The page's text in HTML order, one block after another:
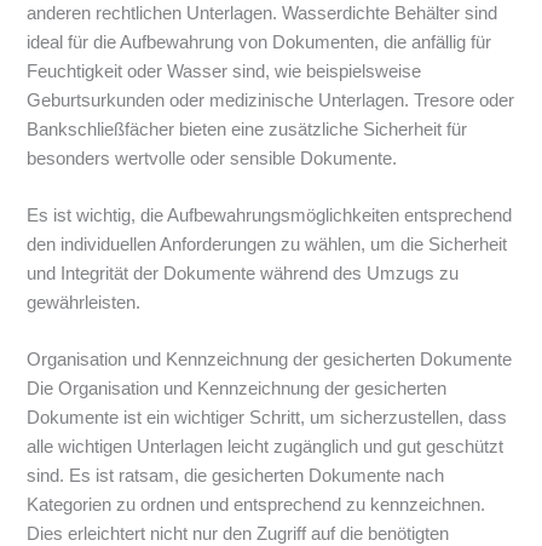
anderen rechtlichen Unterlagen. Wasserdichte Behälter sind
ideal für die Aufbewahrung von Dokumenten, die anfällig für
Feuchtigkeit oder Wasser sind, wie beispielsweise
Geburtsurkunden oder medizinische Unterlagen. Tresore oder
Bankschließfächer bieten eine zusätzliche Sicherheit für
besonders wertvolle oder sensible Dokumente.
Es ist wichtig, die Aufbewahrungsmöglichkeiten entsprechend
den individuellen Anforderungen zu wählen, um die Sicherheit
und Integrität der Dokumente während des Umzugs zu
gewährleisten.
Organisation und Kennzeichnung der gesicherten Dokumente
Die Organisation und Kennzeichnung der gesicherten
Dokumente ist ein wichtiger Schritt, um sicherzustellen, dass
alle wichtigen Unterlagen leicht zugänglich und gut geschützt
sind. Es ist ratsam, die gesicherten Dokumente nach
Kategorien zu ordnen und entsprechend zu kennzeichnen.
Dies erleichtert nicht nur den Zugriff auf die benötigten